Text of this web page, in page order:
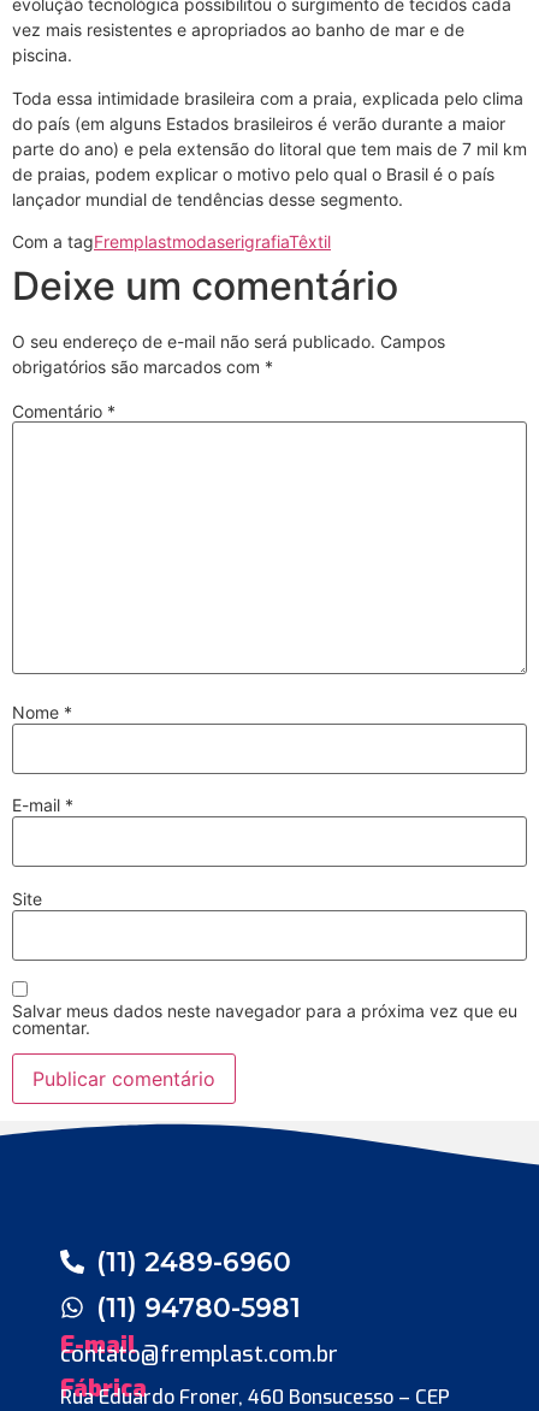
evolução tecnológica possibilitou o surgimento de tecidos cada
vez mais resistentes e apropriados ao banho de mar e de
piscina.
Toda essa intimidade brasileira com a praia, explicada pelo clima
do país (em alguns Estados brasileiros é verão durante a maior
parte do ano) e pela extensão do litoral que tem mais de 7 mil km
de praias, podem explicar o motivo pelo qual o Brasil é o país
lançador mundial de tendências desse segmento.
Com a tagFremplastmodaserigrafiaTêxtil
Deixe um comentário
O seu endereço de e-mail não será publicado. Campos
obrigatórios são marcados com *
Comentário *
Nome *
E-mail *
Site
Salvar meus dados neste navegador para a próxima vez que eu
comentar.
(11) 2489-6960
(11) 94780-5981
E-mail
contato@fremplast.com.br
Fábrica
Rua Eduardo Froner, 460 Bonsucesso – CEP